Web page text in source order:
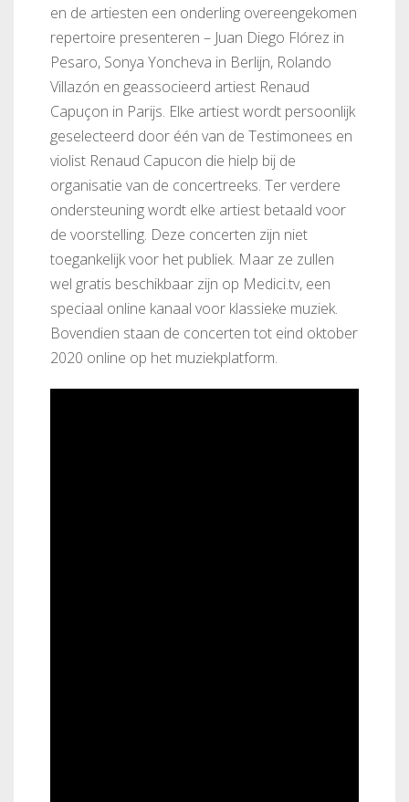
en de artiesten een onderling overeengekomen
repertoire presenteren – Juan Diego Flórez in
Pesaro, Sonya Yoncheva in Berlijn, Rolando
Villazón en geassocieerd artiest Renaud
Capuçon in Parijs. Elke artiest wordt persoonlijk
geselecteerd door één van de Testimonees en
violist Renaud Capucon die hielp bij de
organisatie van de concertreeks. Ter verdere
ondersteuning wordt elke artiest betaald voor
de voorstelling. Deze concerten zijn niet
toegankelijk voor het publiek. Maar ze zullen
wel gratis beschikbaar zijn op Medici.tv, een
speciaal online kanaal voor klassieke muziek.
Bovendien staan de concerten tot eind oktober
2020 online op het muziekplatform.